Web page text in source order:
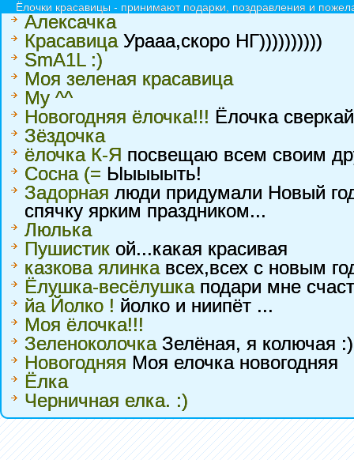
Ёлочки красавицы - принимают подарки, поздравления и
Алексачка
КрасавицаУрааа,скоро НГ))))))))))
SmA1L :)
Моя зеленая красавица
My ^^
Новогодняя ёлочка!!! Ёлочка
Зёздочка
ёлочка К-Я посвещаю всем своим
Сосна (= Ыыыыыть!
Задорная люди придумали Новый
спячку ярким праздником...
Люлька
Пушистик ой...какая красивая
казкова ялинкавсех,всех с новым
Ёлушка-весёлушкаподари мне
йа Йолко ! йолко и ниипёт ...
Моя ёлочка!!!
ЗеленоколочкаЗелёная, я колючая :)
Новогодняя Моя елочка новогодняя
Ёлка
Черничная елка. :)